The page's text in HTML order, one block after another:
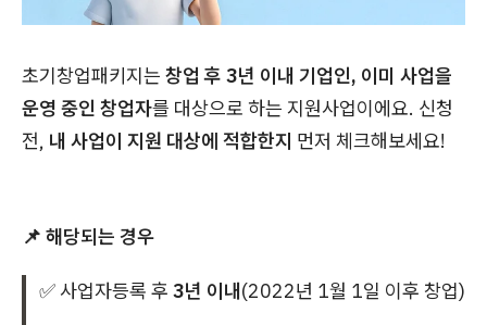
초기창업패키지는 창업 후 3년 이내 기업인, 이미 사업을
운영 중인 창업자를 대상으로 하는 지원사업이에요. 신청
전, 내 사업이 지원 대상에 적합한지 먼저 체크해보세요!
📌 해당되는 경우
✅ 사업자등록 후 3년 이내(2022년 1월 1일 이후 창업)